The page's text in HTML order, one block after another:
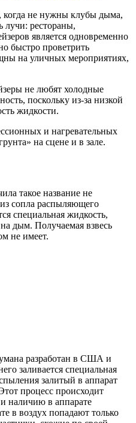
когда не нужны клубы дыма,
лучи: рестораны,
является одновременно
быстро проветрить
на уличных мероприятиях,
не любят холодные
поскольку из-за низкой
жидкости.
и нагревательных
на сцене и в зале.
такое название не
сопла распыляющего
специальная жидкость,
дым. Получаемая взвесь
не имеет.
разработан в США и
заливается специальная
залитый в аппарат
процесс происходит
наличию в аппарате
в воздух попадают только